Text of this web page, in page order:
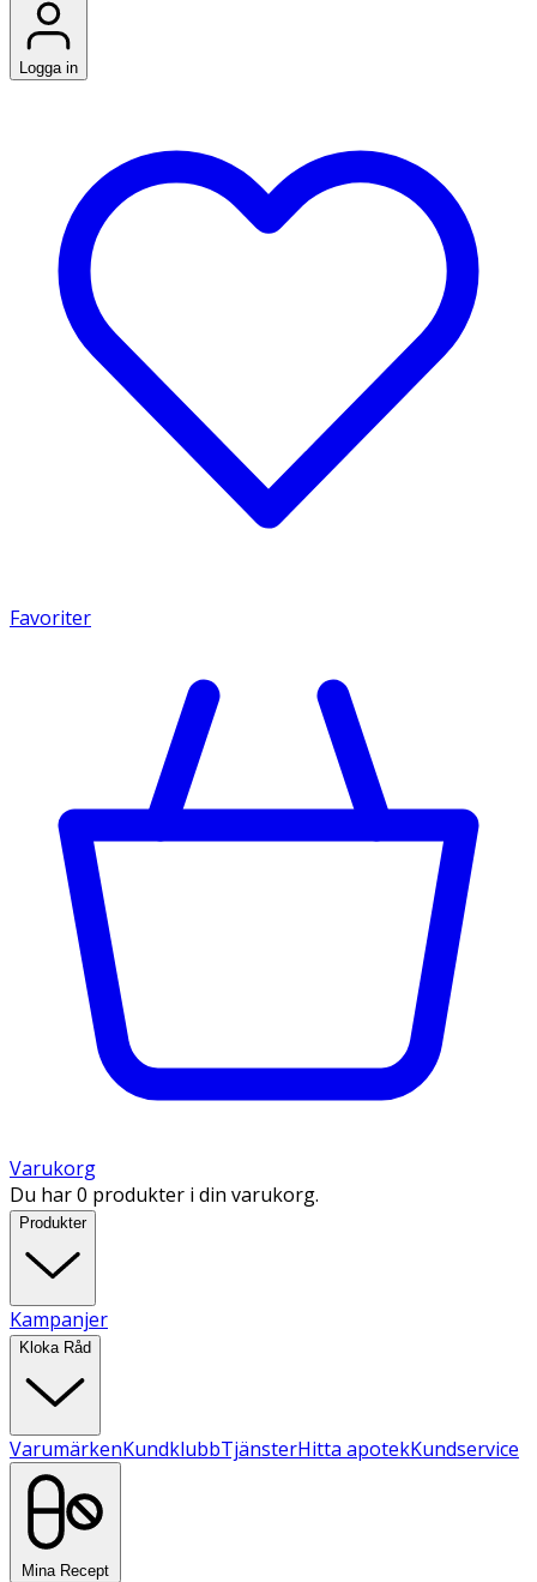
Logga in
Favoriter
Varukorg
Du har 0 produkter i din varukorg.
Produkter
Kampanjer
Kloka Råd
VarumärkenKundklubbTjänsterHitta apotekKundservice
Mina Recept